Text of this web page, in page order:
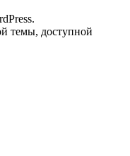
темы, доступной